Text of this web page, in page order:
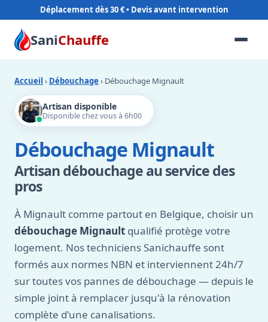
Déplacement dès 30 €
SaniChauffe
Accueil › Débouchage › Débouchage Mignault
Artisan disponible
Disponible chez vous à 6h00
Débouchage Mignault
Artisan débouchage au service des
pros
À Mignault comme partout en Belgique, choisir un
débouchage Mignault qualifié protège votre
logement. Nos techniciens Sanichauffe sont
formés aux normes NBN et interviennent 24h/7
sur toutes vos pannes de débouchage — depuis le
simple joint à remplacer jusqu'à la rénovation
complète d'une canalisations.